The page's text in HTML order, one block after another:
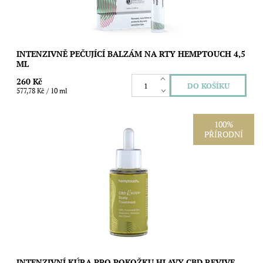
INTENZIVNĚ PEČUJÍCÍ BALZÁM NA RTY HEMPTOUCH 4,5
ML
260 Kč
577,78 Kč / 10 ml
100%
PŘÍRODNÍ
Koncentrovaná olejová kúra s CBD a botanickým komplexem
Growth Oléoactif® pro vyváženou, svěží a vyživenou pokožku
Hemptouch